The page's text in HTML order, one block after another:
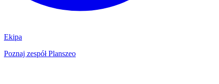
Ekipa
Poznaj zespół Planszeo